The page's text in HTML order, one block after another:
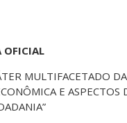
OFICIAL
MULTIFACETADO
E ASPECTOS